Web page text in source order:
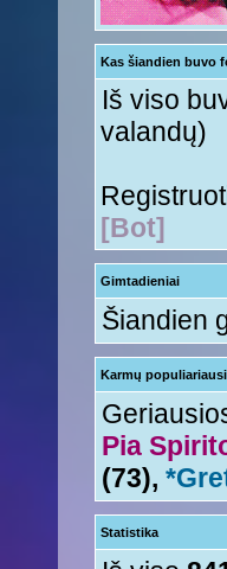
Anny!« Ant 01
Tori« Ant 01
Kas šiandien buvo
Iš viso
valandų)
[Bot]
Gimtadieniai
Šiandien
Karmų populiariausi
Pia
(73),
Statistika